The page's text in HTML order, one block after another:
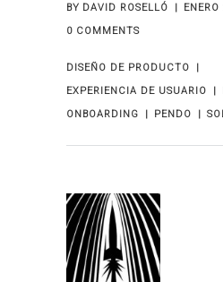
BY DAVID ROSELLÓ
0 COMMENTS
DISEÑO DE PRODUCTO
EXPERIENCIA DE USUARIO
ONBOARDING
PENDO